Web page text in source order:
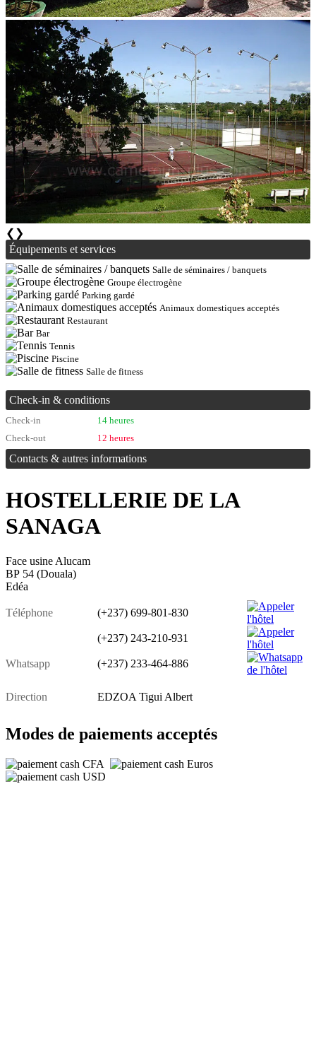
❮ ❯
Équipements et services
Salle de séminaires / banquets
Groupe électrogène
Parking gardé
Animaux domestiques acceptés
Restaurant
Bar
Tennis
Piscine
Salle de fitness
Check-in & conditions
Check-in
14 heures
Check-out
12 heures
Contacts & autres informations
HOSTELLERIE DE LA
SANAGA
Face usine Alucam
BP 54 (Douala)
Edéa
Téléphone (+237) 699-801-830
(+237) 243-210-931
Whatsapp (+237) 233-464-886
Direction EDZOA Tigui Albert
Modes de paiements acceptés